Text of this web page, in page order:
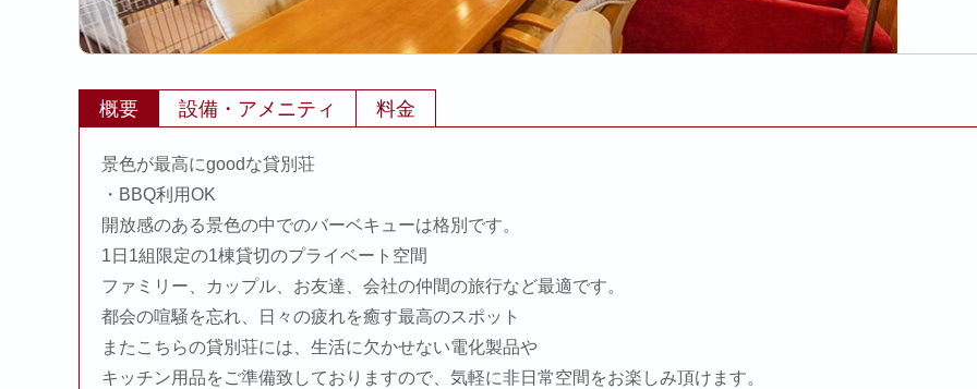
概要 設備・アメニティ 料金
景色が最高にgoodな貸別荘
・BBQ利用OK
開放感のある景色の中でのバーベキューは格別です。
1日1組限定の1棟貸切のプライベート空間
ファミリー、カップル、お友達、会社の仲間の旅行など最適です。
都会の喧騒を忘れ、日々の疲れを癒す最高のスポット
またこちらの貸別荘には、生活に欠かせない電化製品や
キッチン用品をご準備致しておりますので、気軽に非日常空間をお楽しみ頂けます。